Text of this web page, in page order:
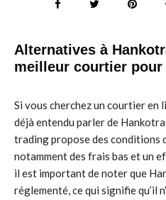
Alternatives à
meilleur courtier
Si vous cherchez un courtier en
déjà entendu parler de
trading propose des conditions
notamment des frais bas et un
il est important de noter que
réglementé, ce qui signifie qu’il